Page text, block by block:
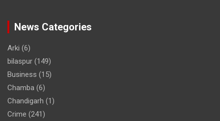
News Categories
Arki (6)
bilaspur (149)
Business (15)
Chamba (6)
Chandigarh (1)
Crime (241)